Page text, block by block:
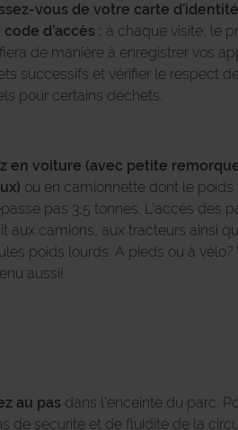
vous de votre carte
d’accès : à chaque visite, le
de manière à enregistrer vos
successifs et vérifier le respect
pour certains déchets.
en voiture (avec petite
ou en camionnette dont le poids
pas 3,5 tonnes. L’accès des
aux camions, aux tracteurs ainsi
poids lourds. A pieds ou à vélo?
aussi!
au pas dans l’enceinte du parc.
de sécurité et de fluidité de la